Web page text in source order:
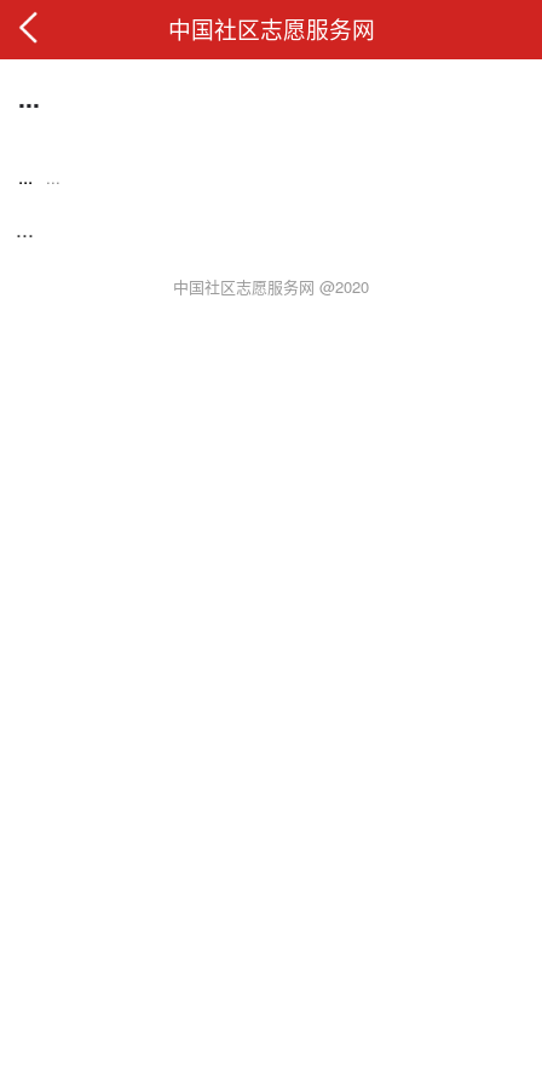
中国社区志愿服务网
...
... ...
...
中国社区志愿服务网 @2020